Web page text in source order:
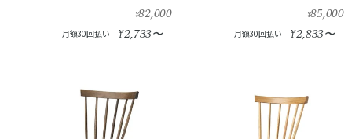
¥82,000
月額30回払い ¥2,733〜
¥85,000
月額30回払い ¥2,833〜